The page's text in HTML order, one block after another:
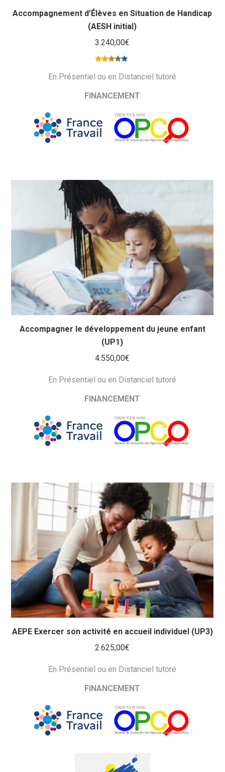
Accompagnement d’Élèves en Situation de Handicap
(AESH initial)
3.240,00€
sur 5
En Présentiel ou en Distanciel tutoré
FINANCEMENT
Accompagner le développement du jeune enfant
(UP1)
4.550,00€
En Présentiel ou en Distanciel tutoré
FINANCEMENT
AEPE Exercer son activité en accueil individuel (UP3)
2.625,00€
En Présentiel ou en Distanciel tutoré
FINANCEMENT